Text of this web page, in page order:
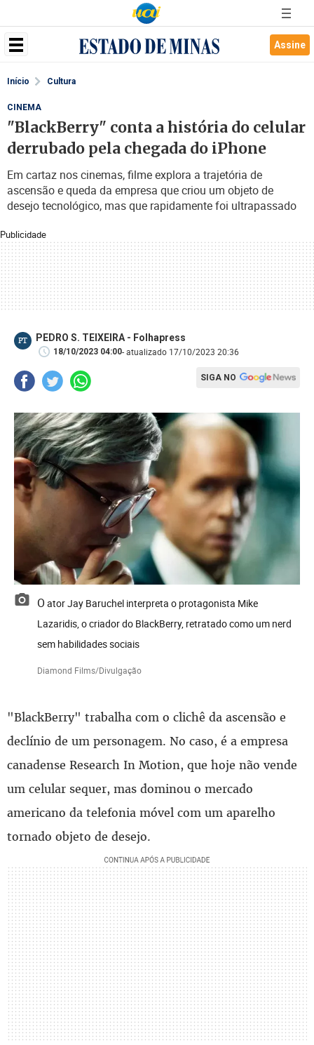
Assine
Início Cultura
Publicidade
CINEMA
"BlackBerry" conta a história do celular
derrubado pela chegada do iPhone
Em cartaz nos cinemas, filme explora a trajetória de
ascensão e queda da empresa que criou um objeto de
desejo tecnológico, mas que rapidamente foi ultrapassado
PT PEDRO S. TEIXEIRA - Folhapress
18/10/2023 04:00- atualizado 17/10/2023 20:36
SIGA NO
O ator Jay Baruchel interpreta o protagonista Mike
Lazaridis, o criador do BlackBerry, retratado como um nerd
sem habilidades sociais
Diamond Films/Divulgação
"BlackBerry" trabalha com o clichê da ascensão e
declínio de um personagem. No caso, é a empresa
canadense Research In Motion, que hoje não vende
um celular sequer, mas dominou o mercado
americano da telefonia móvel com um aparelho
tornado objeto de desejo.